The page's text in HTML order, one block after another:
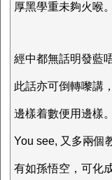
厚黑學重未夠火喉。
經中都無話明發藍
此話亦可倒轉嚟講
邊樣着數便用邊樣。
You see, 又多兩個
有如孫悟空，可化